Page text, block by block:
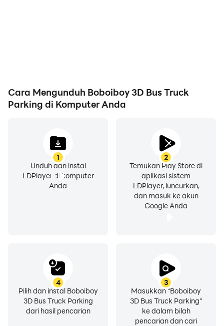
Cara Mengunduh Boboiboy 3D Bus Truck
Parking di Komputer Anda
1
Unduh dan instal
LDPlayer di komputer
Anda
2
Temukan Play Store di
aplikasi sistem
LDPlayer, luncurkan,
dan masuk ke akun
Google Anda
3
Masukkan "Boboiboy
3D Bus Truck Parking"
ke dalam bilah
pencarian dan cari
4
Pilih dan instal Boboiboy
3D Bus Truck Parking
dari hasil pencarian